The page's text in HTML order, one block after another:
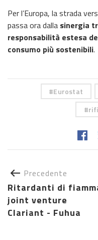
Per l’Europa, la strada
passa ora dalla sinergia
responsabilità estesa
consumo più sostenibili.
Eurostat
Precedente
Ritardanti di
joint venture
Clariant - Fuhua